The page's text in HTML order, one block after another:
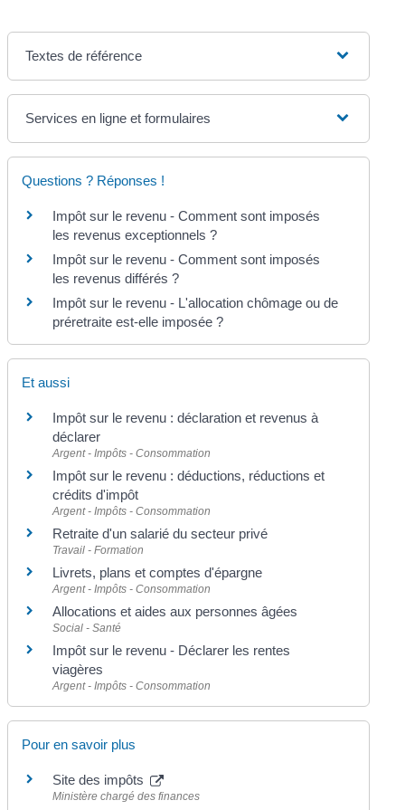
Textes de référence
Services en ligne et formulaires
Questions ? Réponses !
Impôt sur le revenu - Comment sont imposés
les revenus exceptionnels ?
Impôt sur le revenu - Comment sont imposés
les revenus différés ?
Impôt sur le revenu - L'allocation chômage ou de
préretraite est-elle imposée ?
Et aussi
Impôt sur le revenu : déclaration et revenus à
déclarer
Argent - Impôts - Consommation
Impôt sur le revenu : déductions, réductions et
crédits d'impôt
Argent - Impôts - Consommation
Retraite d'un salarié du secteur privé
Travail - Formation
Livrets, plans et comptes d'épargne
Argent - Impôts - Consommation
Allocations et aides aux personnes âgées
Social - Santé
Impôt sur le revenu - Déclarer les rentes
viagères
Argent - Impôts - Consommation
Pour en savoir plus
Site des impôts
Ministère chargé des finances